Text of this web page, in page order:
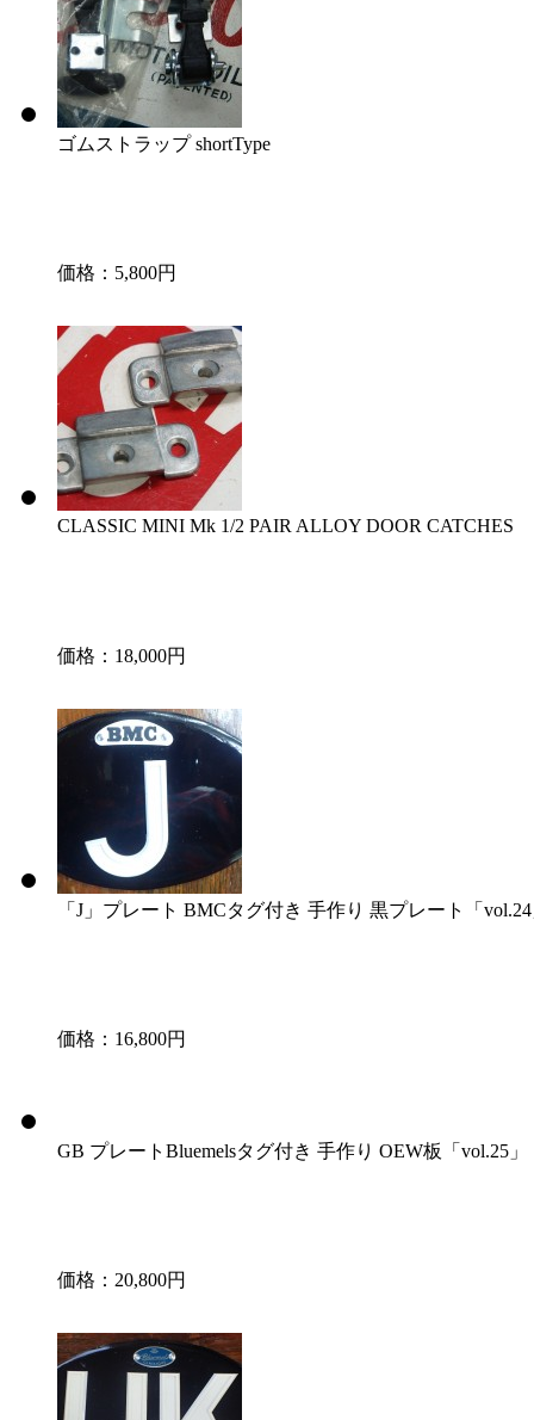
ゴムストラップ shortType
価格：5,800円
CLASSIC MINI Mk 1/2 PAIR ALLOY DOOR CATCHES
価格：18,000円
「J」プレート BMCタグ付き 手作り 黒プレート「
価格：16,800円
GB プレートBluemelsタグ付き 手作り OEW板「vol.25」
価格：20,800円